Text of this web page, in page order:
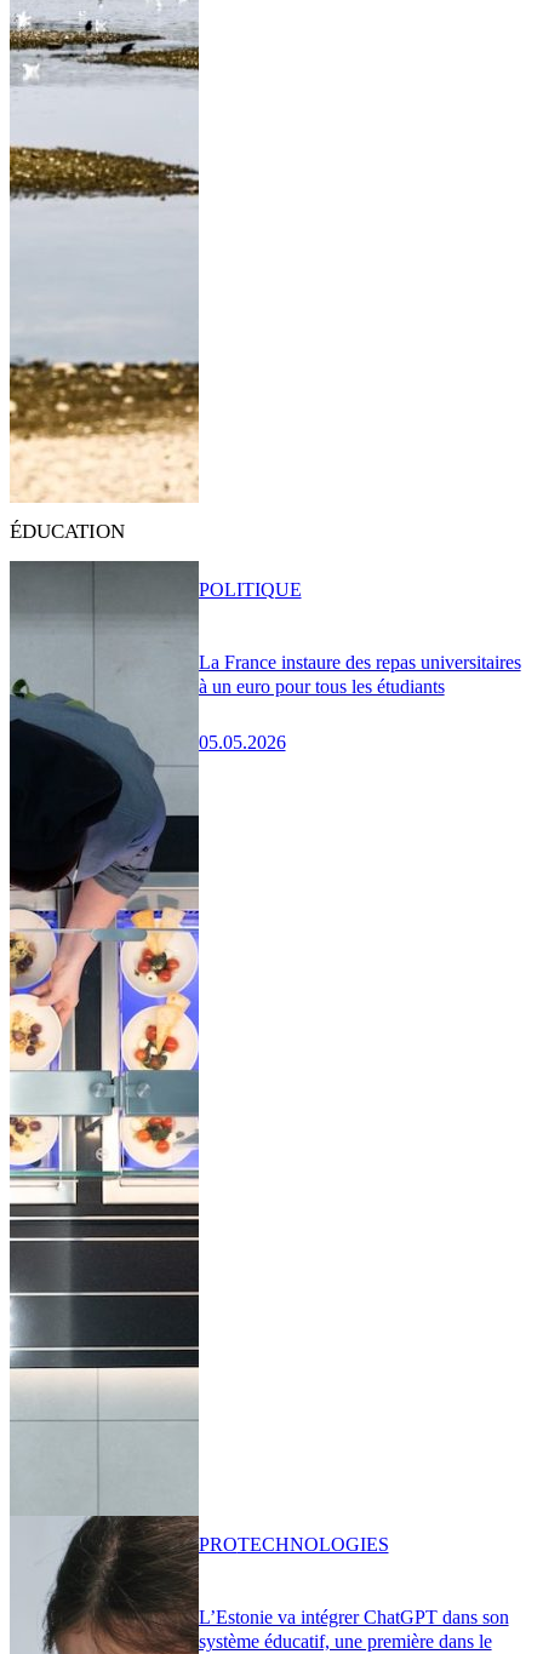
ÉDUCATION
La France instaure des repas universitaires
à un euro pour tous les étudiants
05.05.2026
POLITIQUE
L’Estonie va intégrer ChatGPT dans son
système éducatif, une première dans le
PROTECHNOLOGIES